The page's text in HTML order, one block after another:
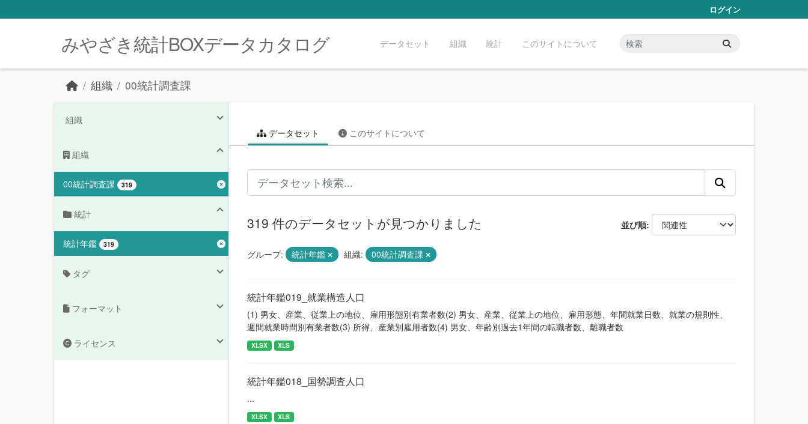
ログイン
みやざき統計BOXデータカタログ データセット 組織 統計 このサイトについて
組織 00統計調査課
組織
組織
00統計調査課 319
統計
統計年鑑 319
タグ
フォーマット
ライセンス
データセット このサイトについて
並び順
319 件のデータセットが見つかりました
グループ: 統計年鑑 組織: 00統計調査課
統計年鑑019_就業構造人口
(1) 男女、産業、従業上の地位、雇用形態別有業者数(2) 男女、産業、従業上の地位、雇用形態、年間就業日数、就業の規則性、
週間就業時間別有業者数(3) 所得、産業別雇用者数(4) 男女、年齢別過去1年間の転職者数、離職者数
XLSX XLS
統計年鑑018_国勢調査人口
...
XLSX XLS